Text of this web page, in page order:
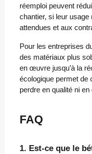
réemploi peuvent
chantier, si leur
attendues et aux
Pour les entreprises
des matériaux plus
en œuvre jusqu’à la
écologique permet de
perdre en qualité ni
FAQ
1. Est-ce que le